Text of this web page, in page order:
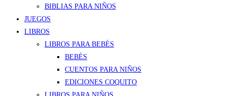
BIBLIAS PARA NIÑOS
JUEGOS
LIBROS
LIBROS PARA BEBÉS
BEBÉS
CUENTOS PARA NIÑOS
EDICIONES COQUITO